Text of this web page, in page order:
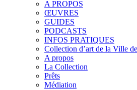
A PROPOS
ŒUVRES
GUIDES
PODCASTS
INFOS PRATIQUES
Collection d’art de la Ville
A propos
La Collection
Prêts
Médiation